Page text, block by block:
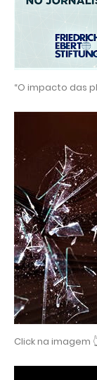
“O impacto das
Click na imagem